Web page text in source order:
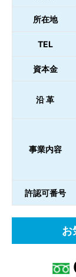
所在地
TEL
資本金
沿 革
事業内容
許認可番号
お